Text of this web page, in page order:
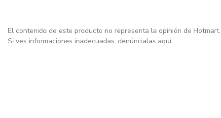
El contenido de este producto no representa la opinión de Hotmart.
Si ves informaciones inadecuadas, denúncialas aquí